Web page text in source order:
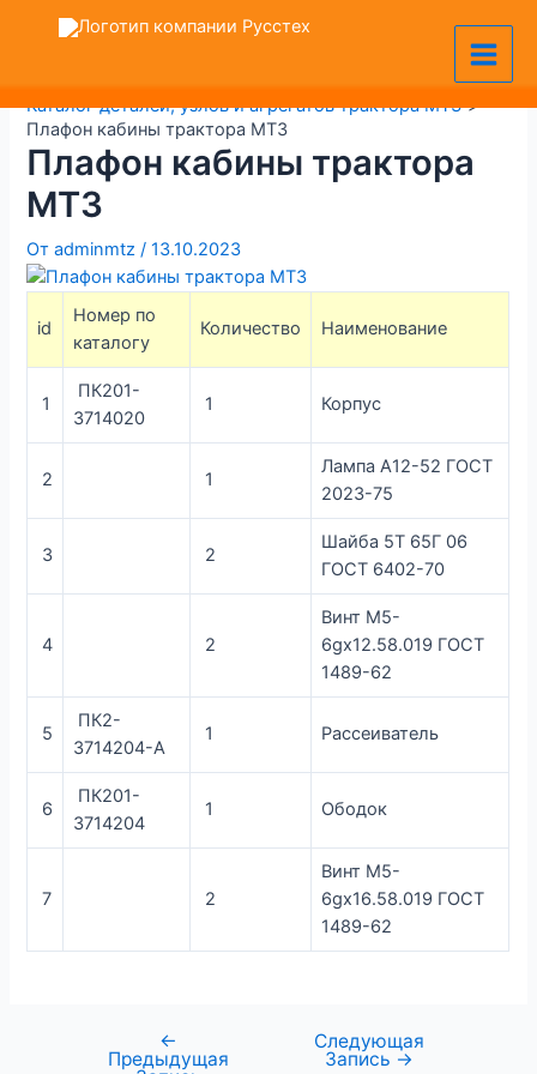
VK
Telegram
+7 (905) 128-36-00
Main
Menu
Каталог деталей, узлов и агрегатов трактора МТЗ
Плафон кабины трактора МТЗ
Плафон кабины трактора
МТЗ
Отadminmtz/13.10.2023
id
Номер по
каталогу
Количество Наименование
1
ПК201-
3714020
1 Корпус
2 1
Лампа А12-52 ГОСТ
2023-75
3 2
Шайба 5Т 65Г 06
ГОСТ 6402-70
4 2
Винт М5-
6gх12.58.019 ГОСТ
1489-62
5
ПК2-
3714204-А
1 Рассеиватель
6
ПК201-
3714204
1 Ободок
7 2
Винт М5-
6gх16.58.019 ГОСТ
1489-62
по
←
Предыдущая
Следующая
Запись →